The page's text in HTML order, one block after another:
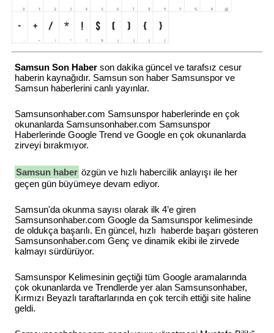
Samsun Son Haberson dakika güncel ve tarafsız cesur
haberin kaynağıdır. Samsun son haber Samsunspor ve
Samsun haberlerini canlı yayınlar.
Samsunsonhaber.com Samsunspor haberlerinde en çok
okunanlarda Samsunsonhaber.com Samsunspor
Haberlerinde Google Trend ve Google en çok okunanlarda
zirveyi bırakmıyor.
Samsun haber özgün ve hızlı habercilik anlayışı ile her
geçen gün büyümeye devam ediyor.
Samsun'da okunma sayısı olarak ilk 4’e giren
Samsunsonhaber.com Google da Samsunspor kelimesinde
de oldukça başarılı. En güncel, hızlı haberde başarı gösteren
Samsunsonhaber.com Genç ve dinamik ekibi ile zirvede
kalmayı sürdürüyor.
Samsunspor Kelimesinin geçtiği tüm Google aramalarında
çok okunanlarda ve Trendlerde yer alan Samsunsonhaber,
Kırmızı Beyazlı taraftarlarında en çok tercih ettiği site haline
geldi.